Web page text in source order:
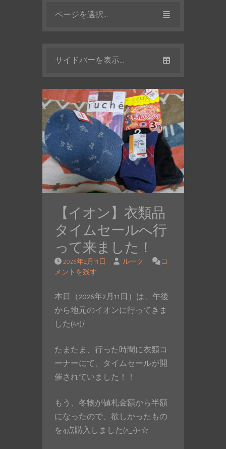
ページを選択...
サイドバーを表示...
【イオン】衣類品
タイムセールへ行
って来ました！
2026年2月11日 ルーク
コ
メントを残す
本日（2026年2月11日）は、午後
から地元のイオンに行ってきま
した(^^)/
たまたま、行った時間に衣類コ
ーナーにて、タイムセールが開
催されていました！！
もう、冬物が値札金額から半額
になったので、欲しかったもの
を4点購入しました(^_-)-☆